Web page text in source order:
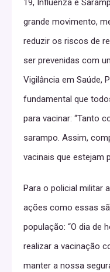
19, Influenza e
grande movimento,
reduzir os riscos de
ser prevenidas com
Vigilância em Saúde,
fundamental que
para vacinar: “Tanto
sarampo. Assim,
vacinais que estejam
Para o policial militar
ações como essas
população: “O dia de
realizar a vacinação
manter a nossa